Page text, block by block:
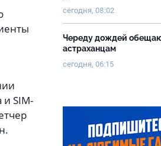
SIM-
сегодня, 08:02
Череду дождей
астраханцам
сегодня, 06:15